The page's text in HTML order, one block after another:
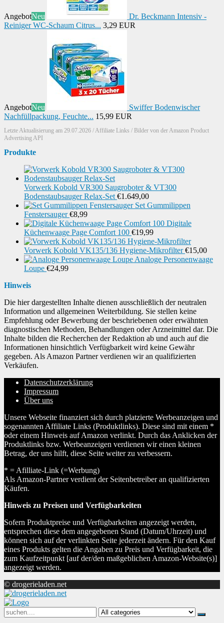
AngebotNeu
Dr. Beckmann Intensiv -
Reiniger WC-Schaum Citrus... 3,29 EUR
AngebotNeu
Swiffer Bodenwischer
Nachfüllpackung, Feuchte... 15,99 EUR
Letzte Aktualisierung am 29.07.2026 / Affiliate Links / Bilder von der Amazon Product
Advertising API
Produkte
Vorwerk Kobold VR300 Saugroboter & VT300
Bodenstaubsauger Relax-Set €1.649,00
Set Gummilippen
Fenstersauger €8,99
Digitale
Küchenwaage Page Comfort 100 €19,99
Vorwerk Kobold VK135/136 Hygiene-Mikrofilter €15,00
Analoge Personenwaage
Loupe €24,99
Hinweis
Die hier dargestellten Inhalte dienen ausschließlich der neutralen
Information und allgemeinen Weiterbildung. Sie stellen keine
Empfehlung oder Bewerbung der beschriebenen oder erwähnten
diagnostischen Methoden, Behandlungen oder Arzneimittel dar. Die
Inhalte bilden die Recherchen der Redaktion ab und auch auf die
Informationen hinsichtlich Verfügbarkeit wird keine Gewähr
gegeben. Als Amazon Partner verdienen wir an qualifizierten
Verkäufen.
Datenschutzerklärung
Impressum
Über uns
Unsere Webseite finanziert sich durch platzierte Werbeanzeigen und
sogenannten Affiliate Links (Produktlinks). Diese sind mit einem *
oder einem Hinweis auf Amazon verlinkt. Durch das Anklicken der
Produktlinks bzw. Werbeanzeigen verdienen wir einen kleinen
Betrag, der uns hilft, diese Seite weiter zu verbessern.
* = Afilliate-Link (=Werbung)
Als Amazon-Partner verdient der Seitenbetreiber an qualifizierten
Käufen.
Hinweis zu Preisen und Verfügbarkeiten
Sofern Produktpreise und Verfügbarkeiten angezeigt werden,
entsprechen diese dem angegebenen Stand (Datum/Uhrzeit) und
können sich auf der verlinkten Seite jederzeit ändern. Für den Kauf
eines Produkts gelten die Angaben zu Preis und Verfügbarkeit, die
zum Kaufzeitpunkt [auf der/den maßgeblichen Amazon-Website(s)]
angezeigt werden.
© drogerieladen.net
Search
for: